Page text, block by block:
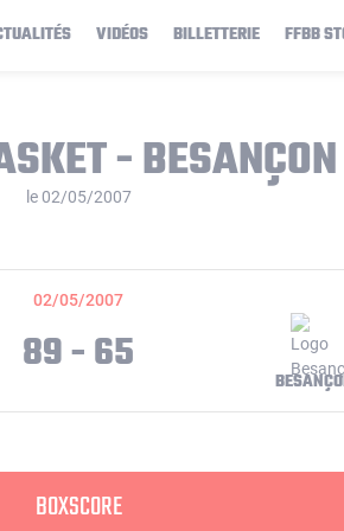
VIDÉOS BILLETTERIE FFBB
- BESANÇON
le 02/05/2007
02/05/2007
89 - 65
BOXSCORE